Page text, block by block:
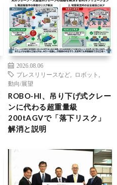
2026.08.06
プレスリリースなど
ロボット
動向/展望
ROBO-HI、吊り下げ式クレー
ンに代わる超重量級
200tAGVで「落下リスク」
解消と説明